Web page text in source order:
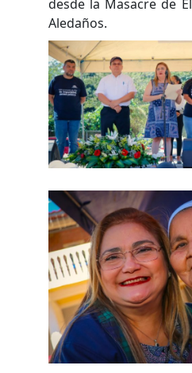
desde la Masacre de
Aledaños.